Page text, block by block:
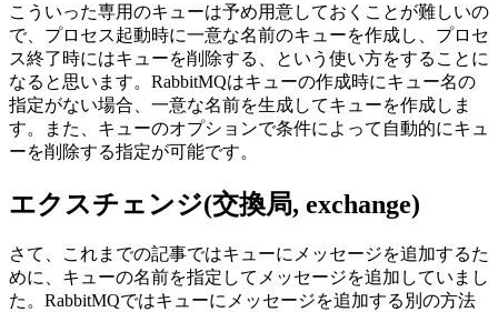
こういった専用のキューは予め用意しておくことが難しいの
で、プロセス起動時に一意な名前のキューを作成し、プロセ
ス終了時にはキューを削除する、という使い方をすることに
なると思います。RabbitMQはキューの作成時にキュー名の
指定がない場合、一意な名前を生成してキューを作成しま
す。また、キューのオプションで条件によって自動的にキュ
ーを削除する指定が可能です。
エクスチェンジ(交換局, exchange)
さて、これまでの記事ではキューにメッセージを追加するた
めに、キューの名前を指定してメッセージを追加していまし
た。RabbitMQではキューにメッセージを追加する別の方法